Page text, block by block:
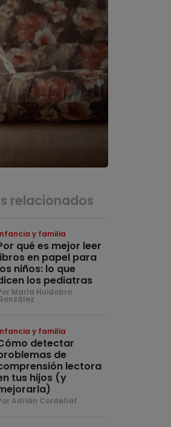
relacionados
y familia
qué es mejor leer
en papel para
niños: lo que
los pediatras
María Huidobro
y familia
detectar
de
lectora
tus hijos (y
Adrián Cordellat